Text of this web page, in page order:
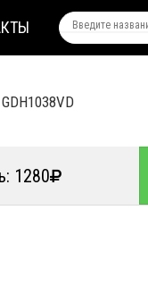
GDH1038VD
1280